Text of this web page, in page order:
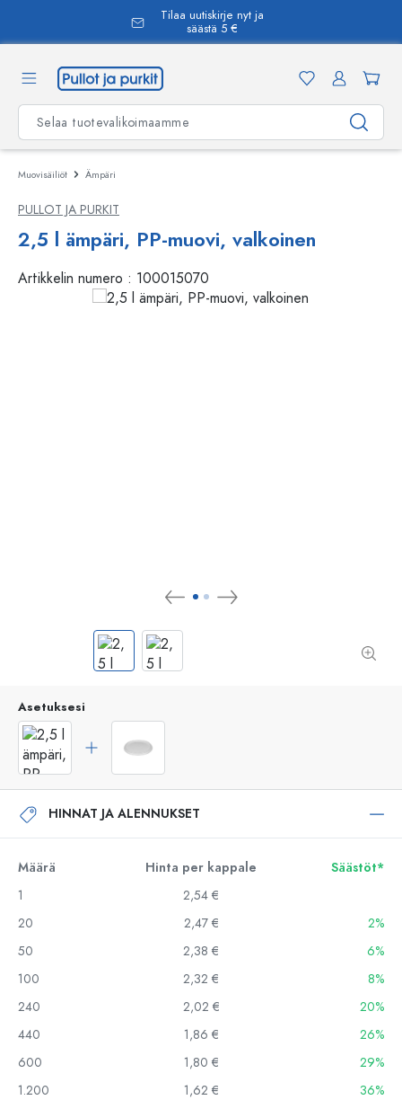
Tilaa uutiskirje nyt ja
säästä 5 €
Muovisäiliöt Ämpäri
PULLOT JA PURKIT
2,5 l ämpäri, PP-muovi, valkoinen
Artikkelin numero : 100015070
Asetuksesi
HINNAT JA ALENNUKSET
Määrä Hinta per kappale
Säästöt*
1
2,54 €
20
2,47 €
2%
50
2,38 €
6%
100
2,32 €
8%
240
2,02 €
20%
440
1,86 €
26%
600
1,80 €
29%
1.200
1,62 € 36%